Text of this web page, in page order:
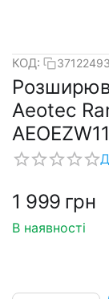
КОД: 37122493
Aeotec
1 999 грн
В наявності